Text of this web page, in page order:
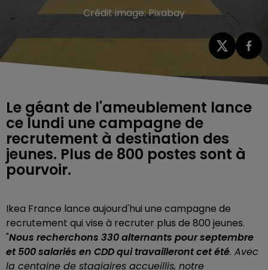
Crédit image:Pixabay
Le géant de l'ameublement lance
ce lundi une campagne de
recrutement à destination des
jeunes. Plus de 800 postes sont à
pourvoir.
Ikea France lance aujourd'hui une campagne de
recrutement qui vise à recruter plus de 800 jeunes.
"Nous recherchons 330 alternants pour septembre
et 500 salariés en CDD qui travailleront cet été. Avec
la centaine de stagiaires accueillis, notre